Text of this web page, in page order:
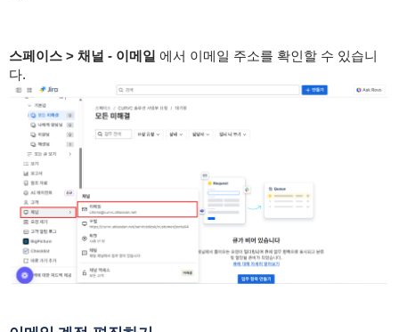
스페이스 > 채널 - 이메일 에서 이메일 주소를 확인할 수 있습니
다.